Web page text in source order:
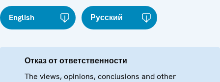
English Русский
Отказ от ответственности
The views, opinions, conclusions and other